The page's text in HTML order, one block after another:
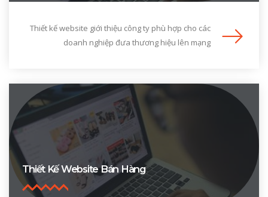
Thiết kế website giới thiệu công ty phù hợp cho các
doanh nghiệp đưa thương hiệu lên mạng
Thiết Kế Website Bán Hàng